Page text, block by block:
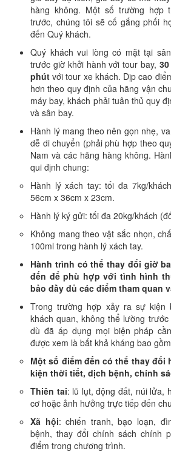
hàng không. Một số trường hợp
trước, chúng tôi sẽ cố gắng phối
đến Quý khách.
Quý khách vui lòng có mặt tại
trước giờ khởi hành với tour bay,
phút với tour xe khách. Dịp cao
hơn theo quy định của hãng vận
máy bay, khách phải tuân thủ quy
và sân bay.
Hành lý mang theo nên gọn nhẹ,
dễ di chuyển (phải phù hợp theo
Nam và các hãng hàng không.
qui định chung:
Hành lý xách tay: tối đa 7kg/
56cm x 36cm x 23cm.
Hành lý ký gửi: tối đa 20kg/khách
Không mang theo vật sắc nhọn,
100ml trong hành lý xách tay.
Hành trình có thể thay đổi giờ
đến để phù hợp với tình hình
bảo đầy đủ các điểm tham quan
Trong trường hợp xảy ra sự kiện
khách quan, không thể lường
dù đã áp dụng mọi biện pháp
được xem là bất khả kháng bao
Một số điểm đến có thể thay đổi
kiện thời tiết, dịch bệnh, chính
Thiên tai: lũ lụt, động đất, núi lửa,
cơ hoặc ảnh hưởng trực tiếp đến
Xã hội: chiến tranh, bạo loạn,
bệnh, thay đổi chính sách chính
điểm trong chương trình.